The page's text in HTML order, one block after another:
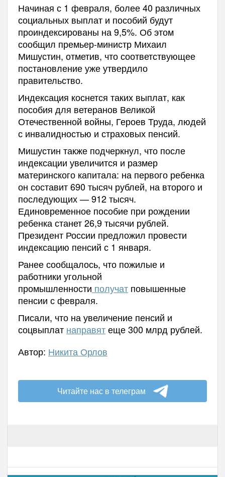
Начиная с 1 февраля, более 40 различных
социальных выплат и пособий будут
проиндексированы на 9,5%. Об этом
сообщил премьер-министр Михаил
Мишустин, отметив, что соответствующее
постановление уже утвердило
правительство.
Индексация коснется таких выплат, как
пособия для ветеранов Великой
Отечественной войны, Героев Труда, людей
с инвалидностью и страховых пенсий.
Мишустин также подчеркнул, что после
индексации увеличится и размер
материнского капитала: на первого ребенка
он составит 690 тысяч рублей, на второго и
последующих — 912 тысяч.
Единовременное пособие при рождении
ребенка станет 26,9 тысячи рублей.
Президент России предложил провести
индексацию пенсий с 1 января.
Ранее сообщалось, что пожилые и
работники угольной
промышленности получатповышенные
пенсии с февраля.
Писали, что на увеличение пенсий и
соцвыплат направятеще 300 млрд рублей.
Автор: Никита Орлов
Читайте нас в телеграм